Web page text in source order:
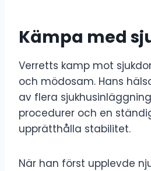
Kämpa med
Verretts kamp mot
och mödosam. Hans
av flera
procedurer och en
upprätthålla stabilitet.
När han först upplevde